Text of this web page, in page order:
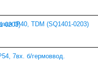
IP40, TDM (SQ1401-0203)
7вх. б/гермоввод.